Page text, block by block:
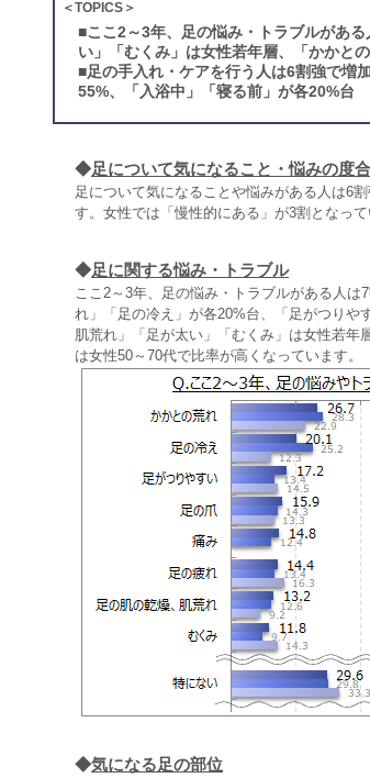
＜TOPICS＞
■ここ2～3年、足の悩み・トラブルがあ
い」「むくみ」は女性若年層、「かかと
■足の手入れ・ケアを行う人は6割強で増
55%、「入浴中」「寝る前」が各20%台
◆足について気になること・悩みの度
足について気になることや悩みがある人は6
す。女性では「慢性的にある」が3割となって
◆足に関する悩み・トラブル
ここ2～3年、足の悩み・トラブルがある人
れ」「足の冷え」が各20%台、「足がつりや
肌荒れ」「足が太い」「むくみ」は女性若年
は女性50～70代で比率が高くなっています。
◆気になる足の部位